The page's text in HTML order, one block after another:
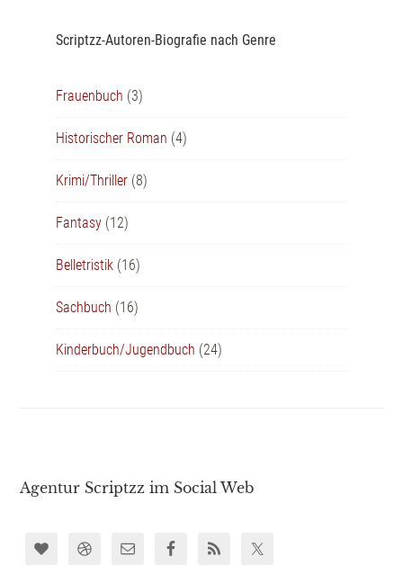
Scriptzz-Autoren-Biografie nach Genre
Frauenbuch (3)
Historischer Roman (4)
Krimi/Thriller (8)
Fantasy (12)
Belletristik (16)
Sachbuch (16)
Kinderbuch/Jugendbuch (24)
Agentur Scriptzz im Social Web